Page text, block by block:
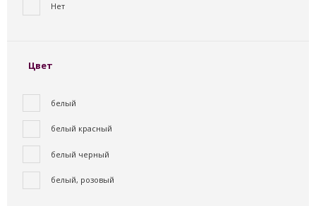
Нет
Цвет
белый
белый красный
белый черный
белый, розовый